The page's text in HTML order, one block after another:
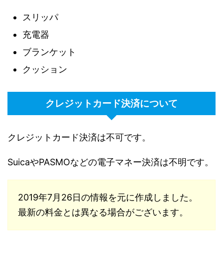
スリッパ
充電器
ブランケット
クッション
クレジットカード決済について
クレジットカード決済は不可です。
SuicaやPASMOなどの電子マネー決済は不明です。
2019年7月26日の情報を元に作成しました。
最新の料金とは異なる場合がございます。